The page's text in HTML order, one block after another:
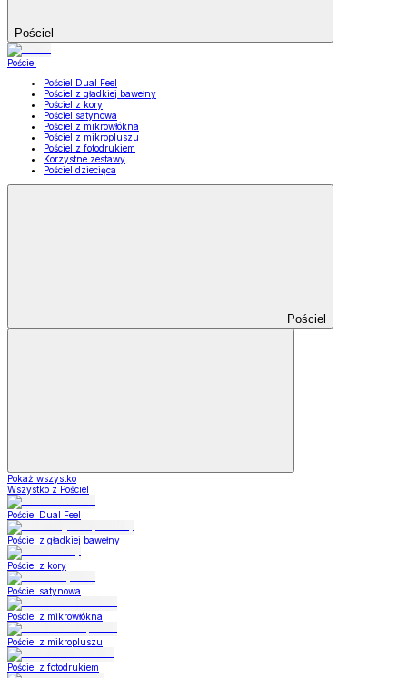
Pościel
Pościel
Pościel Dual Feel
Pościel z gładkiej bawełny
Pościel z kory
Pościel satynowa
Pościel z mikrowłókna
Pościel z mikropluszu
Pościel z fotodrukiem
Korzystne zestawy
Pościel dziecięca
Pościel
Pokaż wszystko
Wszystko z Pościel
Pościel Dual Feel
Pościel z gładkiej bawełny
Pościel z kory
Pościel satynowa
Pościel z mikrowłókna
Pościel z mikropluszu
Pościel z fotodrukiem